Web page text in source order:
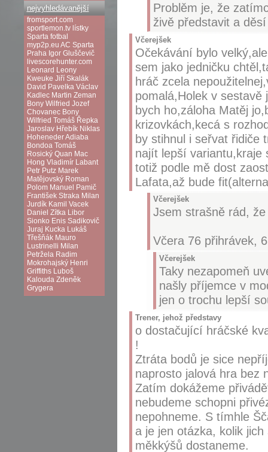
Problěm je, že
živě představit a
Včerejšek
Očekávání bylo
sem jako jedničku
hráč zcela
pomalá,Holek v sestavě
bych ho,záloha Matěj
krizovkách,kecá s
by stihnul i seřvat řidiče
najít lepší variantu,kraje
totiž podle mě dost
Lafata,až bude
Včerejšek
Jsem strašně rád,
Včera 76 přihrávek,
Včerejšek
Taky nezapomeň
našly příjemce v
jen o trochu lepší
Trener, jehož představy
o dostačující hráčské
!
Ztráta bodů je sice
naprosto jalová hra bez
Zatím dokážeme
nebudeme schopni
nepohneme. S tímhle
a je jen otázka, kolik
měkkýšů dostaneme.
nejvyhledávanější
fromsport.com
sportlemon.tv lístky
Sparta fotbal
myp2p.eu AC Sparta
Praha Igor Gluščevič
livescorehunter.com
Leonard Leony
Kweuke Jiří Skalák
David Pavelka Václav
Kadlec Martin Zeman
Bony Wilfried Jozef
Chovanec Bony
Wilfried Tomáš Řepka
Jaroslav Hřebík Niklas
HohenederAdiaba
Bondoa Tomáš
Rosický Quan Mac
Hong Vladimír Labant
Petr Putz Marek
Matějovský Roman
Polom Manuel Pamič
František Straka Milan
Jurdík Kamil Vacek
Daniel Zítka Libor
Sionko Enis Sadikovič
Juraj Kucka Lukáš
Třešňák Mauro
Lustrinelli Milan
Petržela Radim
Mokrohajský Henri
Griffiths Luboš
Kalouda Zdeněk
Grygera